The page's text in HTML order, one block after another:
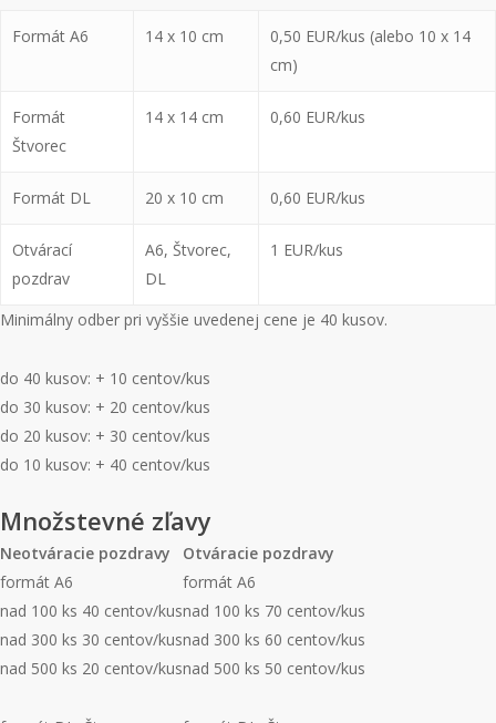
Formát A6 14 x 10 cm
0,50 EUR/kus (alebo 10 x 14
cm)
Formát
Štvorec
14 x 14 cm 0,60 EUR/kus
Formát DL 20 x 10 cm 0,60 EUR/kus
Otvárací
pozdrav
A6, Štvorec,
DL
1 EUR/kus
Minimálny odber pri vyššie uvedenej cene je 40 kusov.
do 40 kusov: + 10 centov/kus
do 30 kusov: + 20 centov/kus
do 20 kusov: + 30 centov/kus
do 10 kusov: + 40 centov/kus
Množstevné zľavy
Neotváracie pozdravy
formát A6
nad 100 ks 40 centov/kus
nad 300 ks 30 centov/kus
nad 500 ks 20 centov/kus
Otváracie pozdravy
formát A6
nad 100 ks 70 centov/kus
nad 300 ks 60 centov/kus
nad 500 ks 50 centov/kus